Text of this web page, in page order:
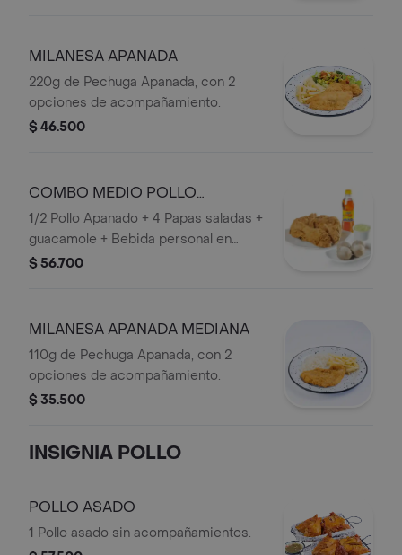
MILANESA APANADA
220g de Pechuga Apanada, con 2
opciones de acompañamiento.
$ 46.500
COMBO MEDIO POLLO
APANADO
1/2 Pollo Apanado + 4 Papas saladas +
guacamole + Bebida personal en
Botella.
$ 56.700
MILANESA APANADA MEDIANA
110g de Pechuga Apanada, con 2
opciones de acompañamiento.
$ 35.500
INSIGNIA POLLO
POLLO ASADO
1 Pollo asado sin acompañamientos.